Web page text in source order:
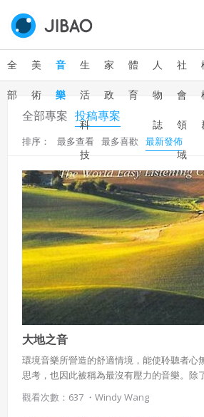
全
部
美
術
音
樂
生
活
科
技
家
政
體
育
人
物
誌
社
會
領
域
全部專案 投稿專案
排序： 最多查看 最多喜歡 最新發佈
大地之音
環境音樂所營造的舒適情境，能使聆聽者心
思考，也因此被稱為最沒有壓力的音樂。除
(Brian Eno)的經典作品，Ambient-Mixer也
打造個人專屬的環境音響。
觀看次數：637 ・ Windy Wang